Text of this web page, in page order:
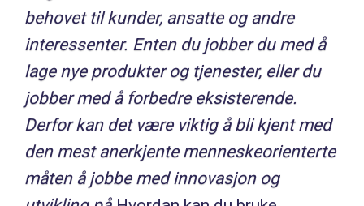
behovet til kunder, ansatte og andre
interessenter. Enten du jobber du med å
lage nye produkter og tjenester, eller du
jobber med å forbedre eksisterende.
Derfor kan det være viktig å bli kjent med
den mest anerkjente menneskeorienterte
måten å jobbe med innovasjon og